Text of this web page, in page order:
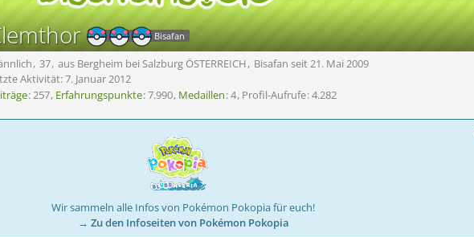
Bisafan
37 aus Bergheim bei Salzburg ÖSTERREICH
Bisafan seit 21. Mai 2009
Aktivität:7. Januar 2012
257 Erfahrungspunkte 7.990 Medaillen 4 Profil-Aufrufe 4.282
Wir sammeln alle Infos von Pokémon Pokopia für euch!
→ Zu den Infoseiten von Pokémon Pokopia